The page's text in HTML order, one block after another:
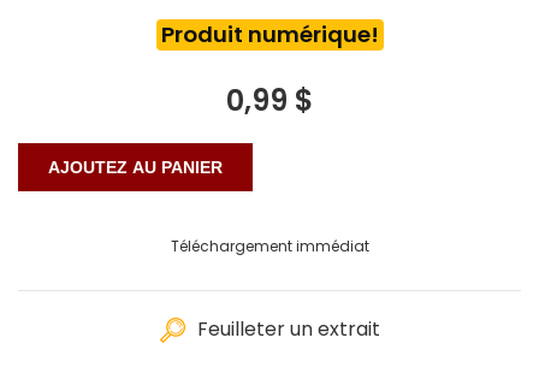
Produit numérique!
0,99 $
Téléchargement immédiat
Feuilleter un extrait